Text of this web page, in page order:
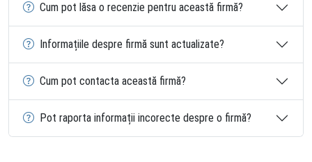
Cum pot lăsa o recenzie pentru această firmă?
Informațiile despre firmă sunt actualizate?
Cum pot contacta această firmă?
Pot raporta informații incorecte despre o firmă?